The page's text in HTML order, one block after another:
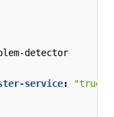
detector
service:
"true"